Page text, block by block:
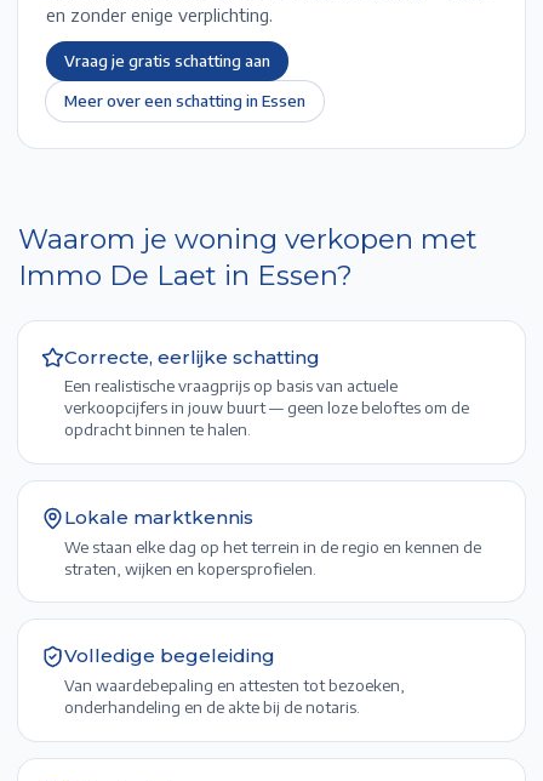
en zonder enige verplichting.
Vraag je gratis schatting aan
Meer over een schatting in Essen
Waarom je woning verkopen met
Immo De Laet in Essen?
Correcte, eerlijke schatting
Een realistische vraagprijs op basis van actuele
verkoopcijfers in jouw buurt — geen loze beloftes om de
opdracht binnen te halen.
Lokale marktkennis
We staan elke dag op het terrein in de regio en kennen de
straten, wijken en kopersprofielen.
Volledige begeleiding
Van waardebepaling en attesten tot bezoeken,
onderhandeling en de akte bij de notaris.